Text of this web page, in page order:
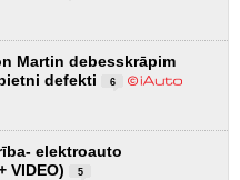
Martin debesskrāpim
defekti
6
elektroauto
VIDEO)
5